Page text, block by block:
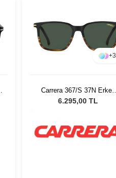
+3
Carrera 367/S 37N Erkek
Güneş Gözlüğü
6.295,00 TL